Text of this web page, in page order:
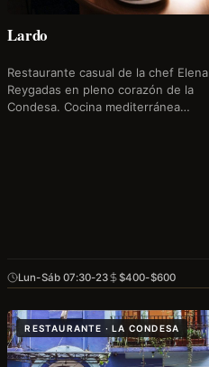
Lardo
Restaurante casual de la chef Elena
Reygadas en pleno corazón de la
Condesa. Cocina mediterránea
Lun-Sáb 07:30-23 $400-$600
RESTAURANTE · LA CONDESA